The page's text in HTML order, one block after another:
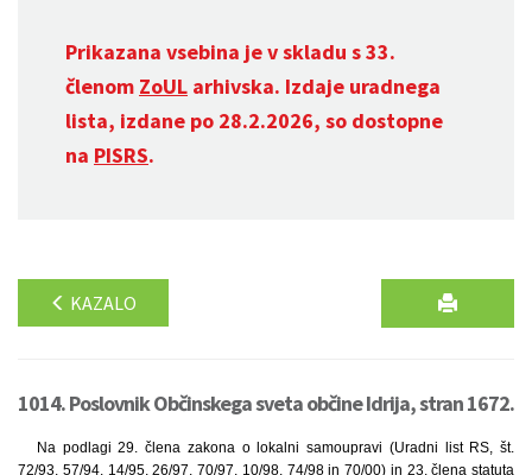
Prikazana vsebina je v skladu s 33.
členom ZoUL arhivska. Izdaje uradnega
lista, izdane po 28.2.2026, so dostopne
na PISRS.
KAZALO
1014. Poslovnik Občinskega sveta občine Idrija, stran 1672.
Na podlagi 29. člena zakona o lokalni samoupravi (Uradni list RS, št.
72/93, 57/94, 14/95, 26/97, 70/97, 10/98, 74/98 in 70/00) in 23. člena statuta